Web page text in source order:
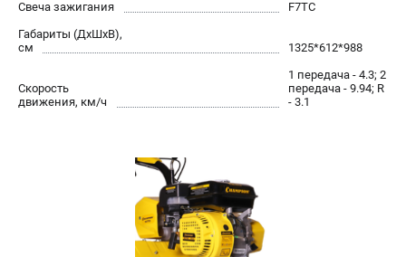
Свеча зажигания
F7TC
Габариты (ДхШхВ),
см
1325*612*988
Скорость
движения, км/ч
1 передача - 4.3; 2
передача - 9.94; R
- 3.1